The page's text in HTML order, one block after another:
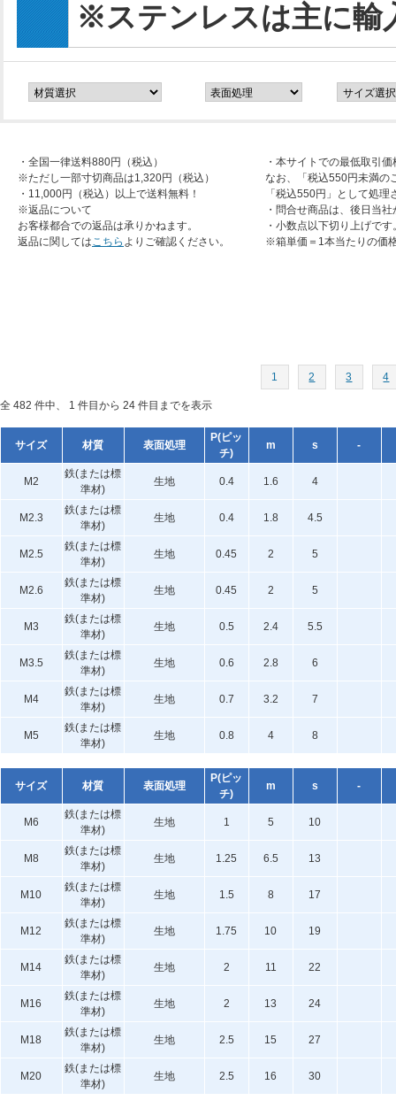
※ステンレスは主に輸
・全国一律送料880円（税込）
※ただし一部寸切商品は1,320円（税込）
・11,000円（税込）以上で送料無料！
※返品について
お客様都合での返品は承りかねます。
返品に関してはこちら よりご確認ください。
・本サイトでの最低取引
なお、「税込550円未満の
「税込550円」として処
・問合せ商品は、後日当
・小数点以下切り上げです
※箱単価＝1本当たりの価
1 2 3 4
全 482 件中、 1 件目から 24 件目までを表示
サイズ 材質 表面処理
P(ピッ
チ)
m s -
M2
鉄(または標
準材)
生地 0.4 1.6 4
M2.3
鉄(または標
準材)
生地 0.4 1.8 4.5
M2.5
鉄(または標
準材)
生地 0.45 2 5
M2.6
鉄(または標
準材)
生地 0.45 2 5
M3
鉄(または標
準材)
生地 0.5 2.4 5.5
M3.5
鉄(または標
準材)
生地 0.6 2.8 6
M4
鉄(または標
準材)
生地 0.7 3.2 7
M5
鉄(または標
準材)
生地 0.8 4 8
サイズ 材質 表面処理
P(ピッ
チ)
m s -
M6
鉄(または標
準材)
生地 1 5 10
M8
鉄(または標
準材)
生地 1.25 6.5 13
M10
鉄(または標
準材)
生地 1.5 8 17
M12
鉄(または標
準材)
生地 1.75 10 19
M14
鉄(または標
準材)
生地 2 11 22
M16
鉄(または標
準材)
生地 2 13 24
M18
鉄(または標
準材)
生地 2.5 15 27
M20
鉄(または標
準材)
生地 2.5 16 30